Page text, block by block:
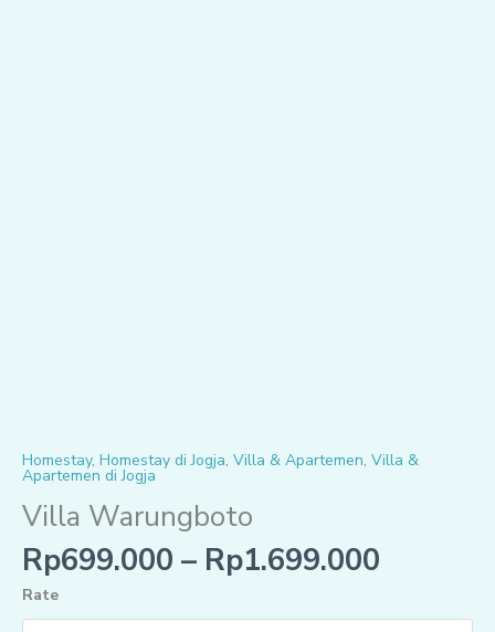
Homestay, Homestay di Jogja, Villa & Apartemen, Villa &
Apartemen di Jogja
Villa Warungboto
Rp699.000 – Rp1.699.000
Rate